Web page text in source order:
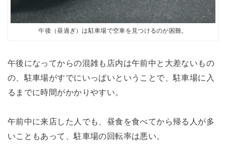
午後（昼過ぎ）は駐車場で空車を見つけるのが困難。
午後になってからの混雑も店内は午前中と大差ないもの
の、駐車場がすでにいっぱいということで、駐車場に入
るまでに時間がかかりやすい。
午前中に来店した人でも、昼食を食べてから帰る人が多
いこともあって、駐車場の回転率は悪い。